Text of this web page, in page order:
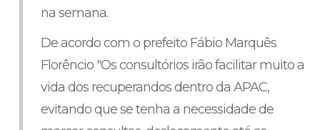
na semana.
De acordo com o prefeito Fábio Marquês
Florêncio "Os consultórios irão facilitar muito a
vida dos recuperandos dentro da APAC,
evitando que se tenha a necessidade de